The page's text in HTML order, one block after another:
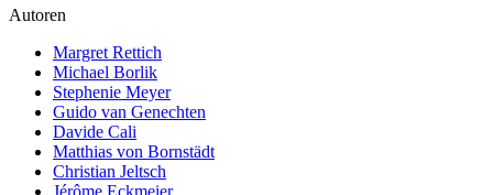
Autoren
Margret Rettich
Michael Borlik
Stephenie Meyer
Guido van Genechten
Davide Cali
Matthias von Bornstädt
Christian Jeltsch
Jérôme Eckmeier